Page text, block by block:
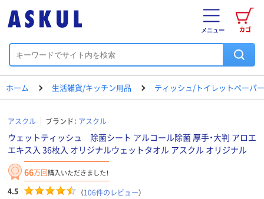
カゴ
メニュー
ホーム 生活雑貨/キッチン用品 ティッシュ/トイレットペーパ
アスクル ブランド： アスクル
ウェットティッシュ 除菌シート アルコール除菌 厚手・大判 アロエ
エキス入 36枚入 オリジナルウェットタオル アスクル オリジナル
66万回購入いただきました！
4.5 （106件のレビュー）